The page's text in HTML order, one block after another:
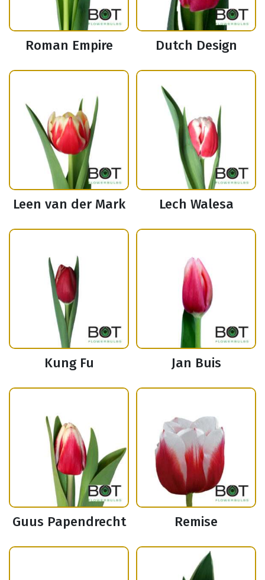
Roman Empire Dutch Design
Leen van der Mark Lech Walesa
Kung Fu Jan Buis
Guus Papendrecht Remise